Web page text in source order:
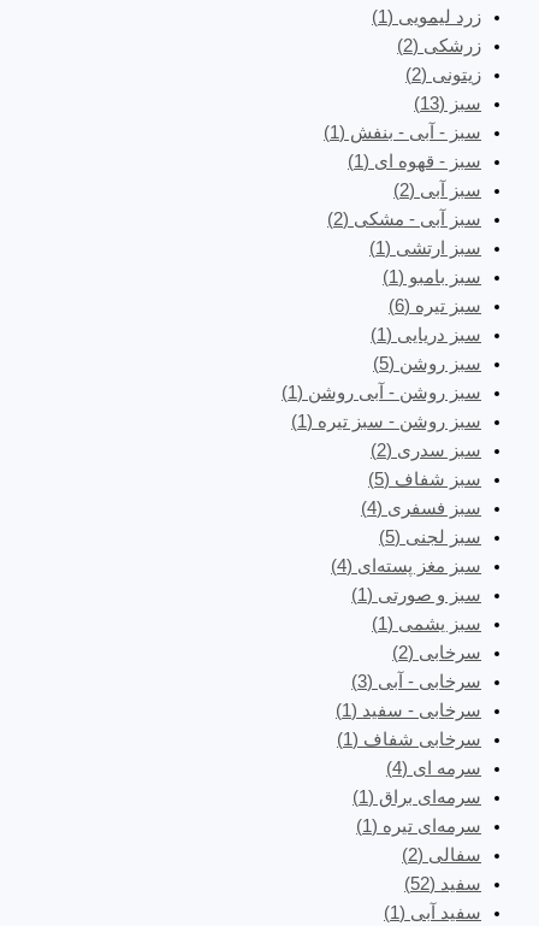
زرد لیمویی (1)
زرشکی (2)
زیتونی (2)
سبز (13)
سبز - آبی - بنفش (1)
سبز - قهوه ای (1)
سبز آبی (2)
سبز آبی - مشکی (2)
سبز ارتشی (1)
سبز بامبو (1)
سبز تیره (6)
سبز دریایی (1)
سبز روشن (5)
سبز روشن - آبی روشن (1)
سبز روشن - سبز تیره (1)
سبز سدری (2)
سبز شفاف (5)
سبز فسفری (4)
سبز لجنی (5)
سبز مغز پسته‌ای (4)
سبز و صورتی (1)
سبز یشمی (1)
سرخابی (2)
سرخابی - آبی (3)
سرخابی - سفید (1)
سرخابی شفاف (1)
سرمه ای (4)
سرمه‌ای براق (1)
سرمه‌ای تیره (1)
سفالی (2)
سفید (52)
سفید آبی (1)